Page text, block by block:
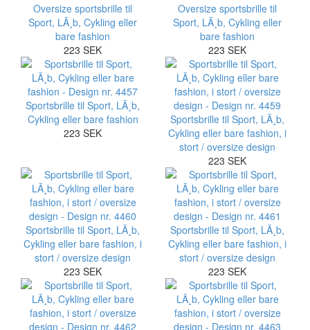
Oversize sportsbrille til
Sport, LÃ¸b, Cykling eller
bare fashion
223 SEK
Oversize sportsbrille til
Sport, LÃ¸b, Cykling eller
bare fashion
223 SEK
Sportsbrille til Sport, LÃ¸b,
Cykling eller bare fashion
223 SEK
Sportsbrille til Sport, LÃ¸b,
Cykling eller bare fashion, i
stort / oversize design
223 SEK
Sportsbrille til Sport, LÃ¸b,
Cykling eller bare fashion, i
stort / oversize design
223 SEK
Sportsbrille til Sport, LÃ¸b,
Cykling eller bare fashion, i
stort / oversize design
223 SEK